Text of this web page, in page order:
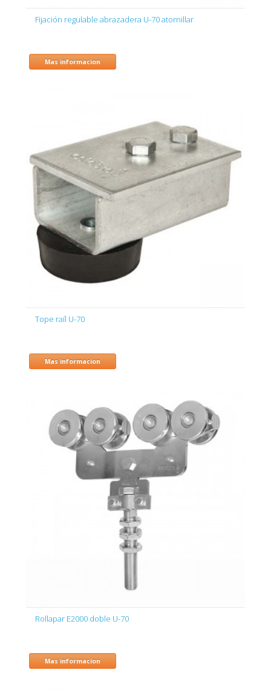
Fijación regulable abrazadera U-70 atornillar
Mas informacion
Tope raíl U-70
Mas informacion
Rollapar E2000 doble U-70
Mas informacion